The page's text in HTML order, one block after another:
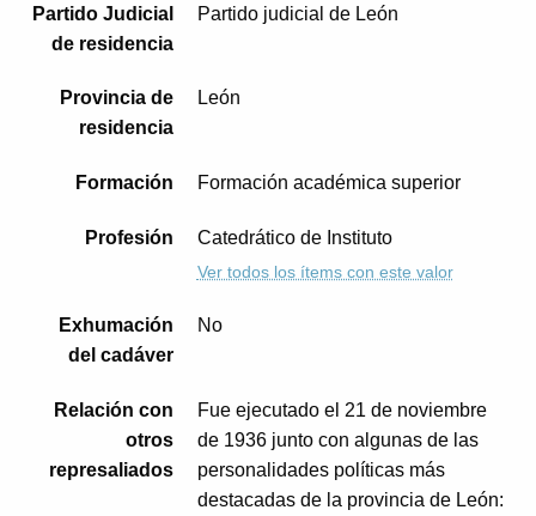
Partido Judicial
de residencia
Partido judicial de León
Provincia de
residencia
León
Formación Formación académica superior
Profesión Catedrático de Instituto
Ver todos los ítems con este valor
Exhumación
del cadáver
No
Relación con
otros
represaliados
Fue ejecutado el 21 de noviembre
de 1936 junto con algunas de las
personalidades políticas más
destacadas de la provincia de León: